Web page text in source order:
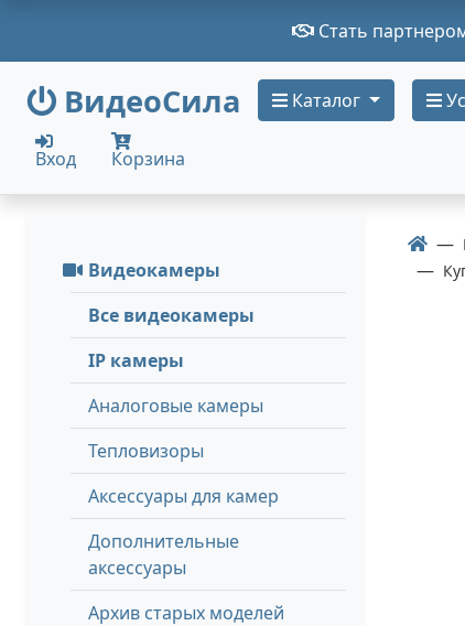
Стать
ВидеоСила Каталог
Вход Корзина
Видеокамеры
Все видеокамеры
IP камеры
Аналоговые камеры
Тепловизоры
Аксессуары для камер
Дополнительные
аксессуары
Архив старых моделей